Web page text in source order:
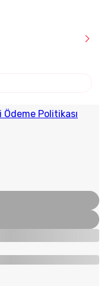
Ödeme Politikası